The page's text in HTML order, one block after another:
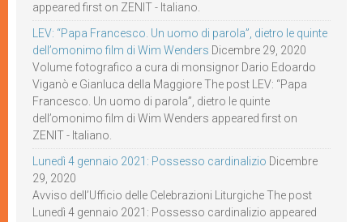
appeared first on ZENIT - Italiano.
LEV: “Papa Francesco. Un uomo di parola”, dietro le quinte
dell’omonimo film di Wim Wenders Dicembre 29, 2020
Volume fotografico a cura di monsignor Dario Edoardo
Viganò e Gianluca della Maggiore The post LEV: “Papa
Francesco. Un uomo di parola”, dietro le quinte
dell’omonimo film di Wim Wenders appeared first on
ZENIT - Italiano.
Lunedì 4 gennaio 2021: Possesso cardinalizio Dicembre
29, 2020
Avviso dell’Ufficio delle Celebrazioni Liturgiche The post
Lunedì 4 gennaio 2021: Possesso cardinalizio appeared